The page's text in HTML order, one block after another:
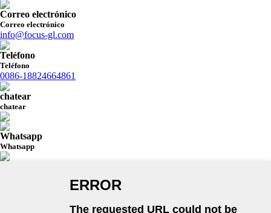
Correo electrónico
Correo electrónico
info@focus-gl.com
Teléfono
Teléfono
0086-18824664861
chatear
chatear
Whatsapp
Whatsapp